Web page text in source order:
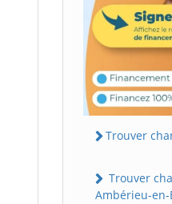
Trouver
Trouver
Ambérieu-en-